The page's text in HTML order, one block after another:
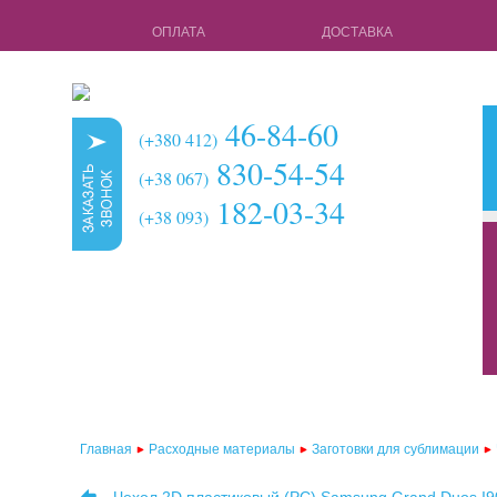
ОПЛАТА ДОСТАВКА
(+380 412) 46-84-60
(+38 067) 830-54-54
(+38 093) 182-03-34
чехлы для
Главная Расходные материалы Заготовки для сублимации